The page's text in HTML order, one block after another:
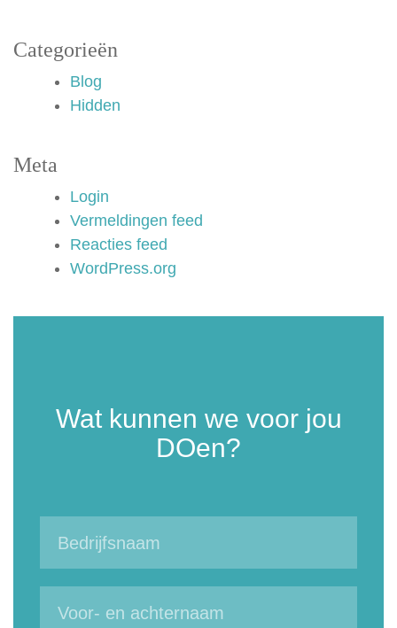
Categorieën
Blog
Hidden
Meta
Login
Vermeldingen feed
Reacties feed
WordPress.org
Wat kunnen we voor jou
DOen?